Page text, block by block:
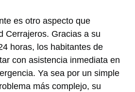
es otro aspecto que
Cerrajeros. Gracias a su
horas, los habitantes de
con asistencia inmediata en
Ya sea por un simple
más complejo, su